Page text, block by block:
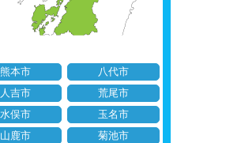
熊本市
八代市
人吉市
荒尾市
水俣市
玉名市
山鹿市
菊池市